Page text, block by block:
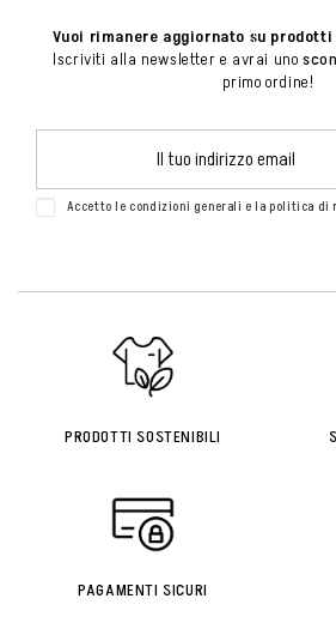
Vuoi rimanere aggiornato su
Iscriviti alla newsletter e avrai uno
primo ordine!
Accetto le condizioni generali e la politica di
PRODOTTI SOSTENIBILI
PAGAMENTI SICURI